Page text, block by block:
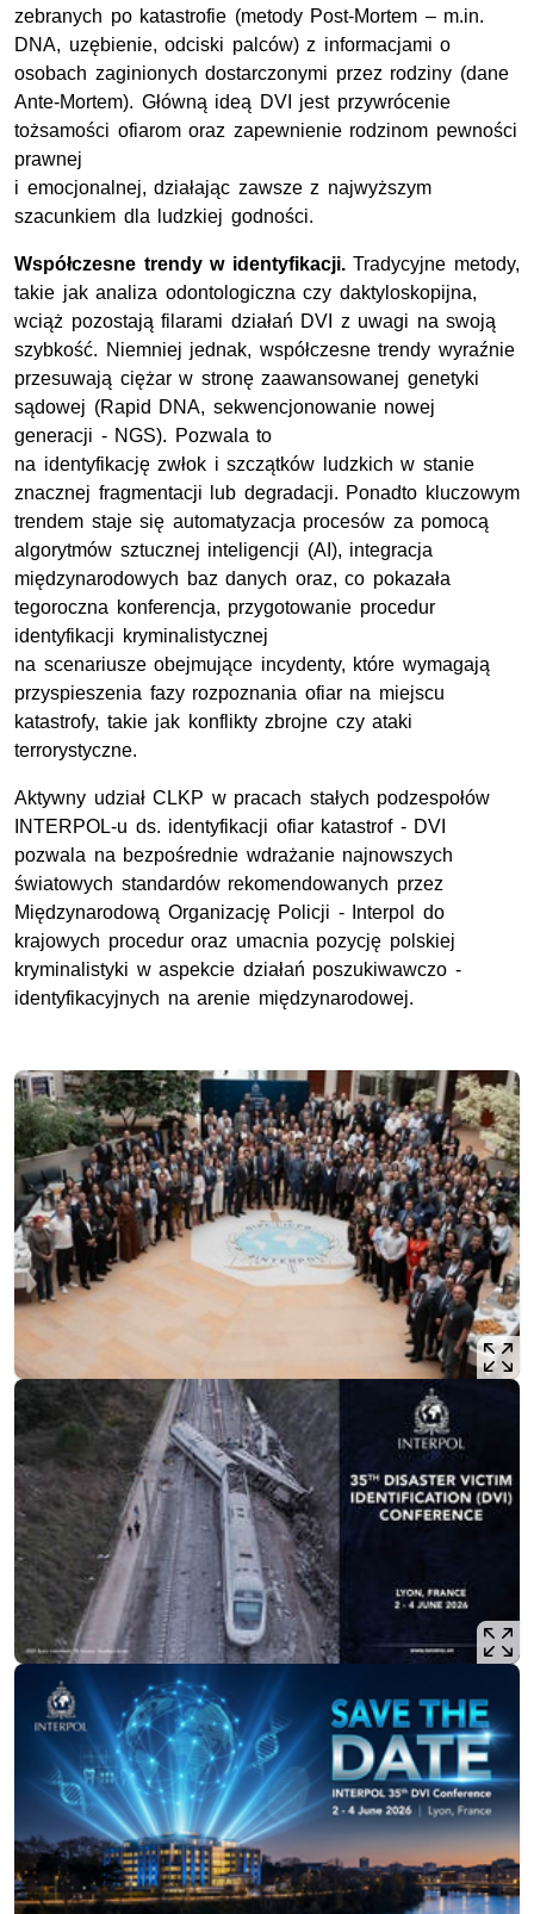
zebranych po katastrofie (metody Post-Mortem – m.in.
DNA, uzębienie, odciski palców) z informacjami o
osobach zaginionych dostarczonymi przez rodziny (dane
Ante-Mortem). Główną ideą DVI jest przywrócenie
tożsamości ofiarom oraz zapewnienie rodzinom pewności
prawnej
i emocjonalnej, działając zawsze z najwyższym
szacunkiem dla ludzkiej godności.
Współczesne trendy w identyfikacji.Tradycyjne metody,
takie jak analiza odontologiczna czy daktyloskopijna,
wciąż pozostają filarami działań DVI z uwagi na swoją
szybkość. Niemniej jednak, współczesne trendy wyraźnie
przesuwają ciężar w stronę zaawansowanej genetyki
sądowej (Rapid DNA, sekwencjonowanie nowej
generacji - NGS). Pozwala to
na identyfikację zwłok i szczątków ludzkich w stanie
znacznej fragmentacji lub degradacji. Ponadto kluczowym
trendem staje się automatyzacja procesów za pomocą
algorytmów sztucznej inteligencji (AI), integracja
międzynarodowych baz danych oraz, co pokazała
tegoroczna konferencja, przygotowanie procedur
identyfikacji kryminalistycznej
na scenariusze obejmujące incydenty, które wymagają
przyspieszenia fazy rozpoznania ofiar na miejscu
katastrofy, takie jak konflikty zbrojne czy ataki
terrorystyczne.
Aktywny udział CLKP w pracach stałych podzespołów
INTERPOL-u ds. identyfikacji ofiar katastrof - DVI
pozwala na bezpośrednie wdrażanie najnowszych
światowych standardów rekomendowanych przez
Międzynarodową Organizację Policji - Interpol do
krajowych procedur oraz umacnia pozycję polskiej
kryminalistyki w aspekcie działań poszukiwawczo -
identyfikacyjnych na arenie międzynarodowej.